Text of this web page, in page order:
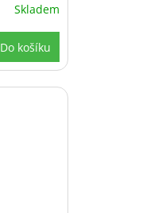
Skladem
Do košíku